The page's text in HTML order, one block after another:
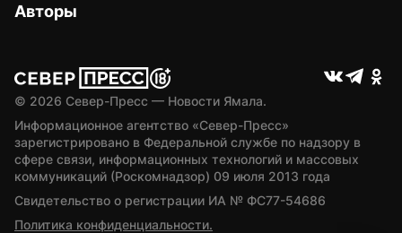
Авторы
© 2026 Север-Пресс — Новости Ямала.
Информационное агентство «Север-Пресс»
зарегистрировано в Федеральной службе по надзору в
сфере связи, информационных технологий и массовых
коммуникаций (Роскомнадзор) 09 июля 2013 года
Свидетельство о регистрации ИА № ФС77-54686
Политика конфиденциальности.